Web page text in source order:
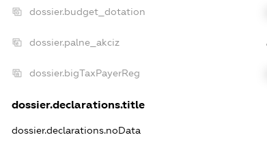
dossier.budget_dotation
dossier.palne_akciz
dossier.bigTaxPayerReg
dossier.declarations.title
dossier.declarations.noData